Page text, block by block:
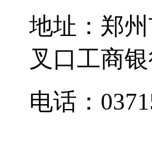
地址：郑
叉口工商银
电话：